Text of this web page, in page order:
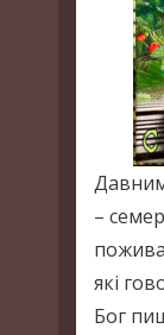
–
які
Бог